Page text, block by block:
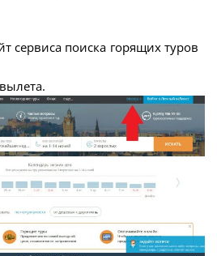
сервиса поиска горящих туров